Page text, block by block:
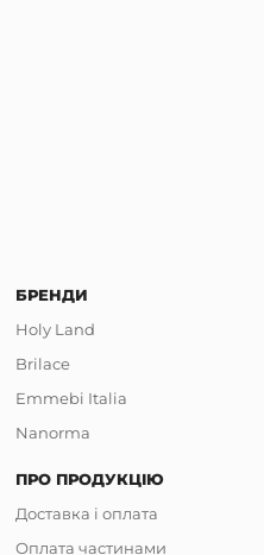
БРЕНДИ
Holy Land
Brilace
Emmebi Italia
Nanorma
ПРО ПРОДУКЦІЮ
Доставка і оплата
Оплата частинами